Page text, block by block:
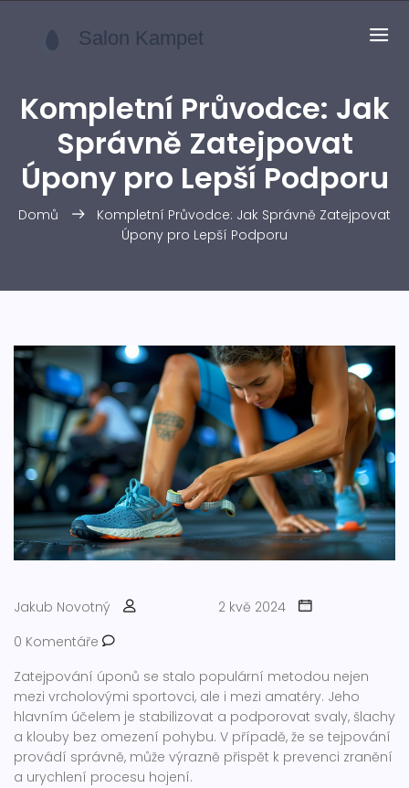
Kompletní Průvodce: Jak
Správně Zatejpovat
Úpony pro Lepší Podporu
Domů
Kompletní Průvodce: Jak Správně Zatejpovat
Úpony pro Lepší Podporu
Jakub Novotný
2 kvě 2024
0 Komentáře
Zatejpování úponů se stalo populární metodou nejen
mezi vrcholovými sportovci, ale i mezi amatéry. Jeho
hlavním účelem je stabilizovat a podporovat svaly, šlachy
a klouby bez omezení pohybu. V případě, že se tejpování
provádí správně, může výrazně přispět k prevenci zranění
a urychlení procesu hojení.